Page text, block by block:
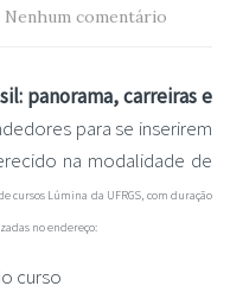
Nenhum comentário
panorama, carreiras e
para se inserirem
na modalidade de
cursos Lúmina da UFRGS, com duração
no endereço:
curso